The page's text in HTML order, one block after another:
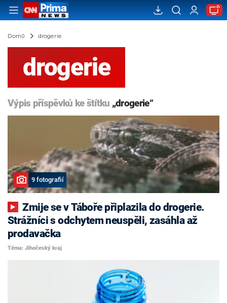
Domů drogerie
drogerie
Výpis příspěvků ke štítku „drogerie“
9 fotografií
Zmije se v Táboře připlazila do drogerie.
Strážníci s odchytem neuspěli, zasáhla až
prodavačka
Téma: Jihočeský kraj